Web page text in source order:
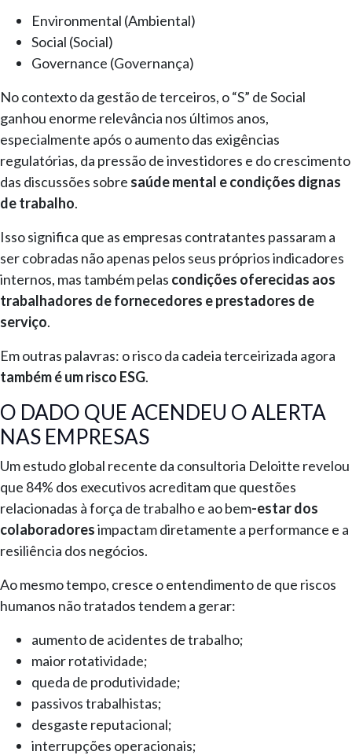
Environmental (Ambiental)
Social (Social)
Governance (Governança)
No contexto da gestão de terceiros, o “S” de Social
ganhou enorme relevância nos últimos anos,
especialmente após o aumento das exigências
regulatórias, da pressão de investidores e do crescimento
das discussões sobre saúde mental e condições dignas
de trabalho.
Isso significa que as empresas contratantes passaram a
ser cobradas não apenas pelos seus próprios indicadores
internos, mas também pelas condições oferecidas aos
trabalhadores de fornecedores e prestadores de
serviço.
Em outras palavras: o risco da cadeia terceirizada agora
também é um risco ESG.
O DADO QUE ACENDEU O ALERTA
NAS EMPRESAS
Um estudo global recente da consultoria Deloitte revelou
que 84% dos executivos acreditam que questões
relacionadas à força de trabalho e ao bem-estar dos
colaboradoresimpactam diretamente a performance e a
resiliência dos negócios.
Ao mesmo tempo, cresce o entendimento de que riscos
humanos não tratados tendem a gerar:
aumento de acidentes de trabalho;
maior rotatividade;
queda de produtividade;
passivos trabalhistas;
desgaste reputacional;
interrupções operacionais;